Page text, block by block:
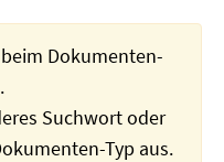
Dokumenten-
Suchwort oder
Typ aus.